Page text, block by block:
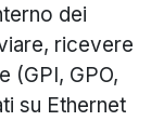
dei
ricevere
(GPI, GPO,
su Ethernet